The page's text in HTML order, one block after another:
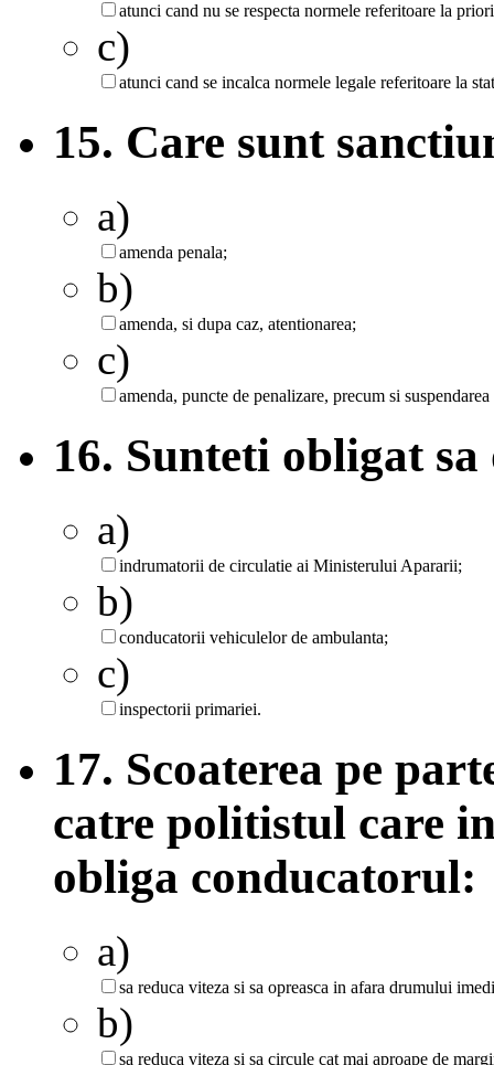
atunci cand nu se respecta normele referitoare la
c)
atunci cand se incalca normele legale referitoare la
15. Care sunt
a)
amenda penala;
b)
amenda, si dupa caz, atentionarea;
c)
amenda, puncte de penalizare, precum si
16. Sunteti obligat
a)
indrumatorii de circulatie ai Ministerului Apararii;
b)
conducatorii vehiculelor de ambulanta;
c)
inspectorii primariei.
17. Scoaterea pe
catre politistul care
obliga conducatorul:
a)
sa reduca viteza si sa opreasca in afara drumului
b)
sa reduca viteza si sa circule cat mai aproape de